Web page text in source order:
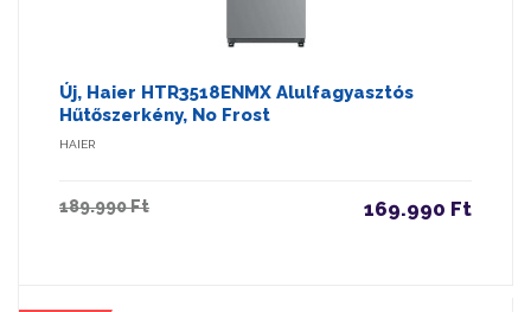
Új, Haier HTR3518ENMX Alulfagyasztós
Hűtőszerkény, No Frost
HAIER
189.990 Ft 169.990 Ft